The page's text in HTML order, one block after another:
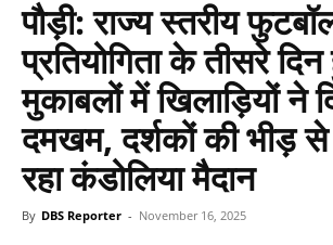
पौड़ी: राज्य स्तरीय
प्रतियोगिता के तीसरे
मुकाबलों में खिलाड़ियों ने
दमखम, दर्शकों की भीड़
रहा कंडोलिया मैदान
By DBS Reporter - November 16, 2025